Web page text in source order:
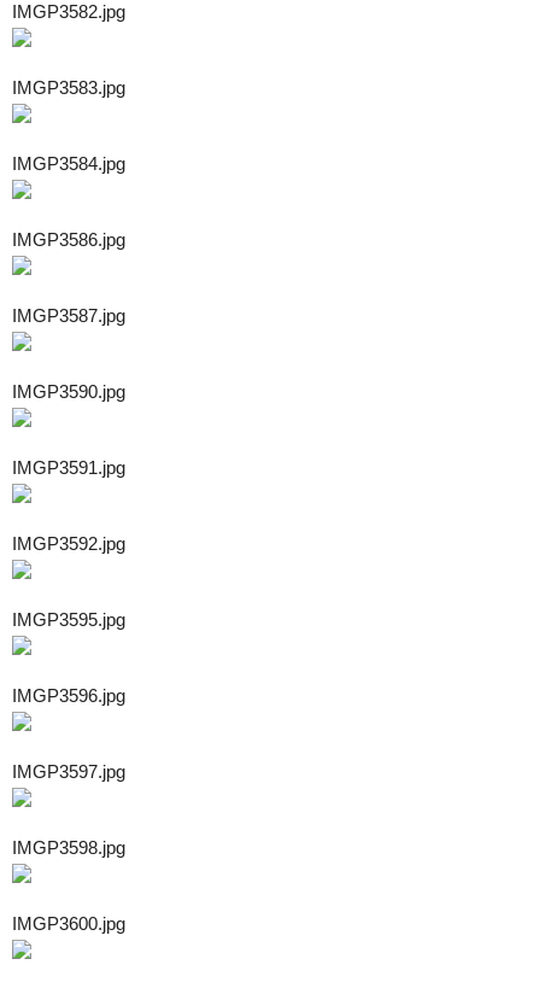
IMGP3582.jpg
IMGP3583.jpg
IMGP3584.jpg
IMGP3586.jpg
IMGP3587.jpg
IMGP3590.jpg
IMGP3591.jpg
IMGP3592.jpg
IMGP3595.jpg
IMGP3596.jpg
IMGP3597.jpg
IMGP3598.jpg
IMGP3600.jpg